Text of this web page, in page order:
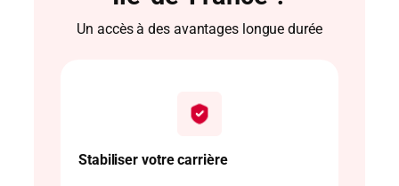
Un accès à des avantages longue durée
Stabiliser votre carrière